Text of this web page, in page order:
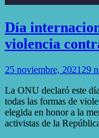
Día
violencia
25 noviembre, 2021 29
La ONU declaró este
todas las formas de
elegida en honor a la
activistas de la